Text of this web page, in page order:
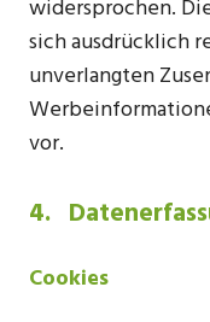
widersprochen.
sich ausdrücklich
unverlangten
vor.
4.
Cookies